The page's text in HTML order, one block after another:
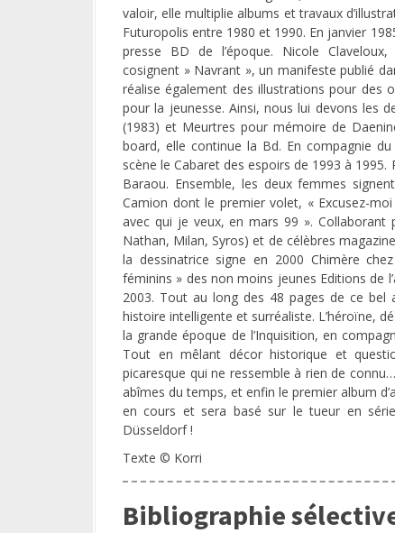
valoir, elle multiplie albums et travaux
Futuropolis entre 1980 et 1990. En janvier
presse BD de l’époque. Nicole
cosignent » Navrant », un manifeste publié
réalise également des illustrations pour des
pour la jeunesse. Ainsi, nous lui devons les
(1983) et Meurtres pour mémoire de
board, elle continue la Bd. En compagnie
scène le Cabaret des espoirs de 1993 à 1995.
Baraou. Ensemble, les deux femmes
Camion dont le premier volet, « Excusez-
avec qui je veux, en mars 99 ». Collaborant
Nathan, Milan, Syros) et de célèbres
la dessinatrice signe en 2000 Chimère
féminins » des non moins jeunes Editions de
2003. Tout au long des 48 pages de ce bel
histoire intelligente et surréaliste. L’héroïne,
la grande époque de l’Inquisition, en
Tout en mêlant décor historique et
picaresque qui ne ressemble à rien de
abîmes du temps, et enfin le premier album
en cours et sera basé sur le tueur en
Düsseldorf !
Texte © Korri
Bibliographie